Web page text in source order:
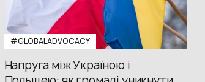
#GLOBALADVOCACY
Напруга між Україною і